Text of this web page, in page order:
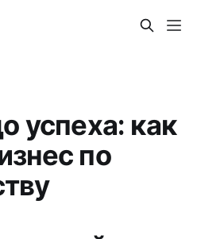
успеха: как
по